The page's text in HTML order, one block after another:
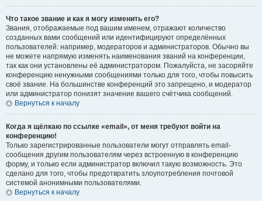
Что такое звание и как я могу изменить его?
Звания, отображаемые под вашим именем, отражают количество
созданных вами сообщений или идентифицируют определённых
пользователей: например, модераторов и администраторов. Обычно вы
не можете напрямую изменять наименования званий на конференции,
так как они установлены её администратором. Пожалуйста, не засоряйте
конференцию ненужными сообщениями только для того, чтобы повысить
своё звание. На большинстве конференций это запрещено, и модератор
или администратор понизят значение вашего счётчика сообщений.
Вернуться к началу
Когда я щёлкаю по ссылке «email», от меня требуют войти на
конференцию!
Только зарегистрированные пользователи могут отправлять email-
сообщения другим пользователям через встроенную в конференцию
форму, и только если администратор включил такую возможность. Это
сделано для того, чтобы предотвратить злоупотребления почтовой
системой анонимными пользователями.
Вернуться к началу